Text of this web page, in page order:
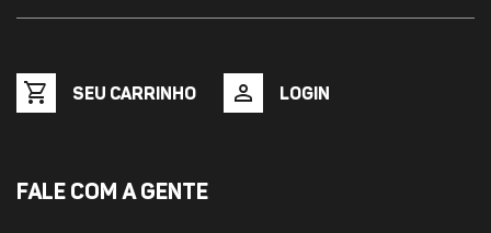
shopping_cart SEU CARRINHO person LOGIN
FALE COM A GENTE